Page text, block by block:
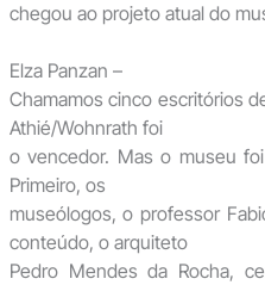
chegou ao projeto atual do
Elza Panzan –
Chamamos cinco escritórios
Athié/Wohnrath foi
o vencedor. Mas o museu
Primeiro, os
museólogos, o professor
conteúdo, o arquiteto
Pedro Mendes da Rocha,